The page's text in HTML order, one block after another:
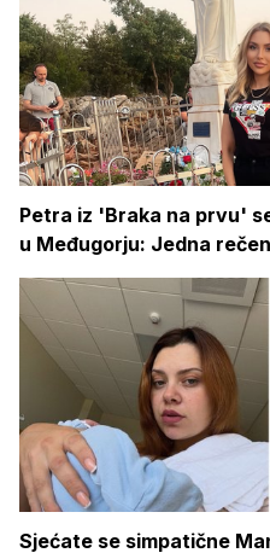
Petra iz 'Braka na prvu'
u Međugorju: Jedna
Sjećate se simpatične